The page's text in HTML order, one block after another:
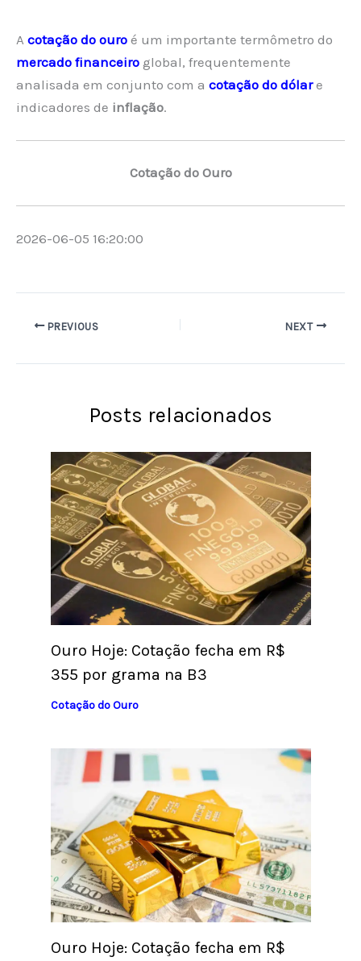
A cotação do ouro é um importante termômetro do
mercado financeiro global, frequentemente
analisada em conjunto com a cotação do dólare
indicadores de inflação.
Cotação do Ouro
2026-06-05 16:20:00
PREVIOUS NEXT
Posts relacionados
Ouro Hoje: Cotação fecha em R$
355 por grama na B3
Cotação do Ouro
Ouro Hoje: Cotação fecha em R$